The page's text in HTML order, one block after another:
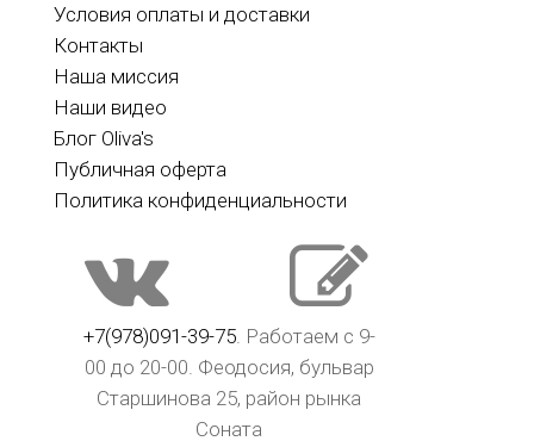
Условия оплаты и доставки
Контакты
Наша миссия
Наши видео
Блог Oliva's
Публичная оферта
Политика конфиденциальности
+7(978)091-39-75. Работаем с 9-
00 до 20-00. Феодосия, бульвар
Старшинова 25, район рынка
Соната